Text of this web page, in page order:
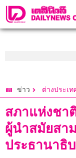
ข่าว ต่างประเท
สภาแห่งชา
ผู้นำสมัยสา
ประธานาธิ